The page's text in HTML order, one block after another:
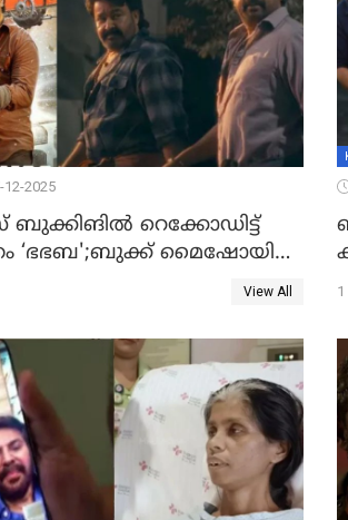
12-2025
റെക്കോഡിട്ട്
‘ഭഭബ';ബുക്ക് മൈഷോയില്‍
മണിക്കൂറില്‍
View All 1